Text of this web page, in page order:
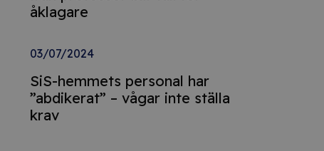
åklagare
03/07/2024
SiS-hemmets personal har
”abdikerat” – vågar inte ställa
krav